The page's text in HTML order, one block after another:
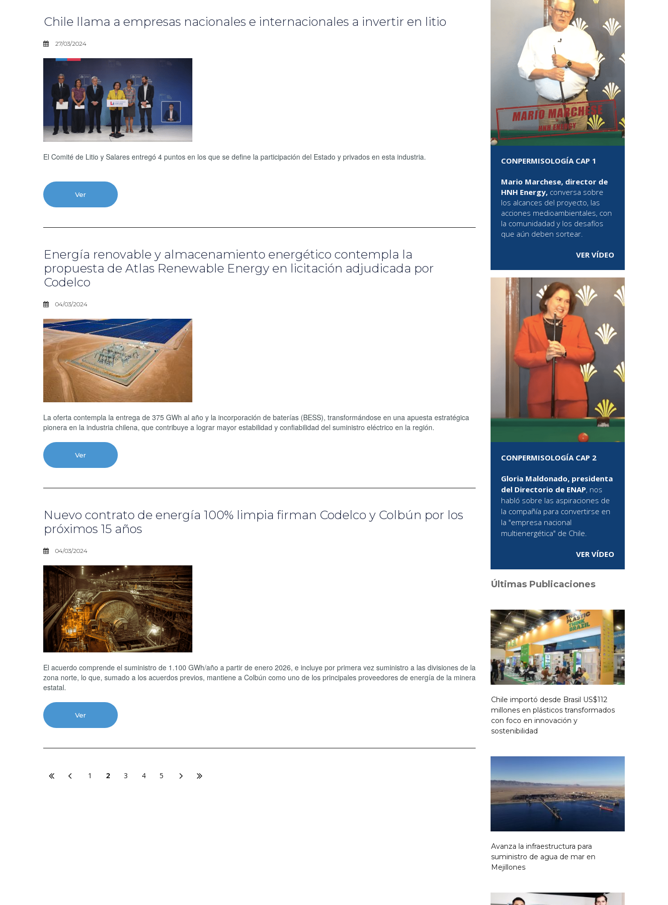
Chile llama a empresas nacionales e internacionales a invertir en litio
27/03/2024
El Comité de Litio y Salares entregó 4 puntos en los que se define la participación del Estado y privados en esta industria.
Ver
Energía renovable y almacenamiento energético contempla la
propuesta de Atlas Renewable Energy en licitación adjudicada por
Codelco
04/03/2024
La oferta contempla la entrega de 375 GWh al año y la incorporación de baterías (BESS), transformándose en una apuesta estratégica
pionera en la industria chilena, que contribuye a lograr mayor estabilidad y confiabilidad del suministro eléctrico en la región.
Ver
Nuevo contrato de energía 100% limpia firman Codelco y Colbún por los
próximos 15 años
04/03/2024
El acuerdo comprende el suministro de 1.100 GWh/año a partir de enero 2026, e incluye por primera vez suministro a las divisiones de la
zona norte, lo que, sumado a los acuerdos previos, mantiene a Colbún como uno de los principales proveedores de energía de la minera
estatal.
Ver
1 2 3 4 5
CONPERMISOLOGÍA CAP 1
Mario Marchese, director de
HNH Energy, conversa sobre
los alcances del proyecto, las
acciones medioambientales, con
la comunidadad y los desafíos
que aún deben sortear.
VER VÍDEO
CONPERMISOLOGÍA CAP 2
Gloria Maldonado, presidenta
del Directorio de ENAP, nos
habló sobre las aspiraciones de
la compañía para convertirse en
la "empresa nacional
multienergética" de Chile.
VER VÍDEO
Últimas Publicaciones
Chile importó desde Brasil US$112
millones en plásticos transformados
con foco en innovación y
sostenibilidad
Avanza la infraestructura para
suministro de agua de mar en
Mejillones